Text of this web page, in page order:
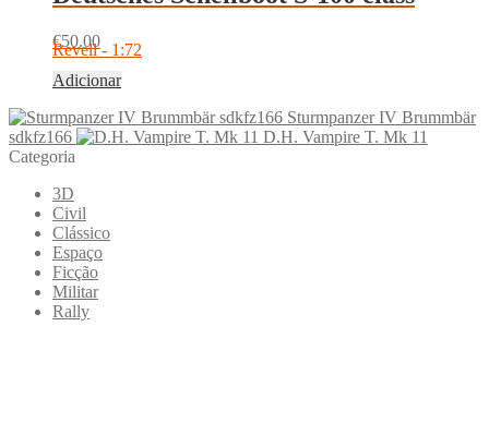
€50.00
Revell - 1:72
Adicionar
Sturmpanzer IV Brummbär
sdkfz166
D.H. Vampire T. Mk 11
Categoria
3D
Civil
Clássico
Espaço
Ficção
Militar
Rally